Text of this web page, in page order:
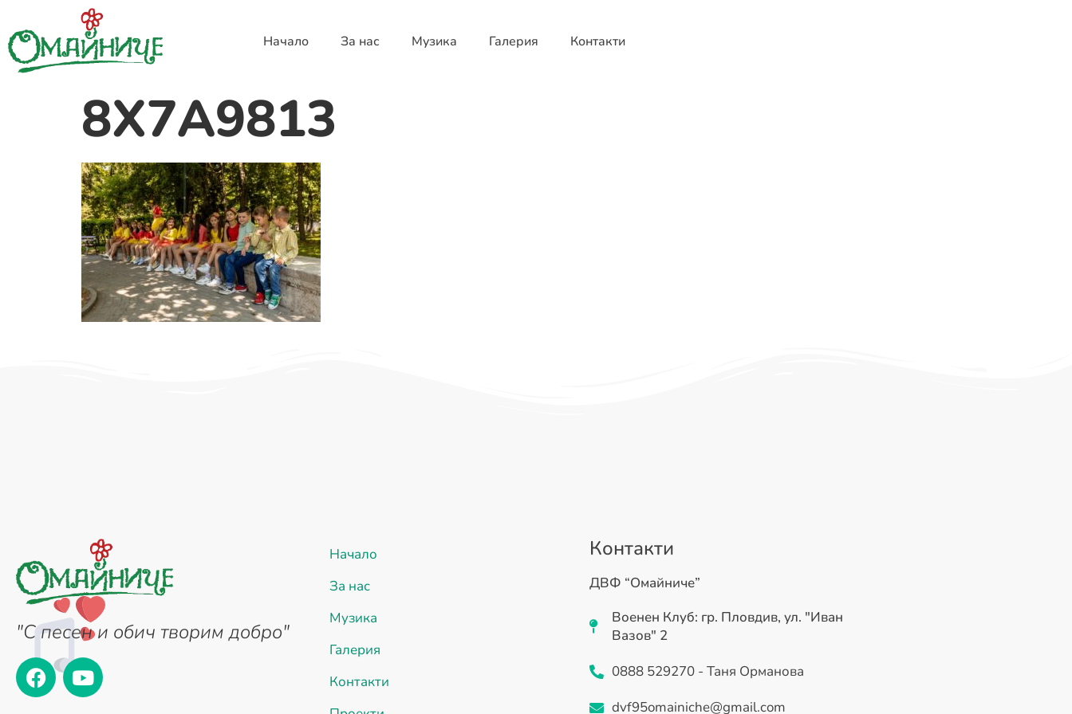
Начало За нас Музика Галерия Контакти
8X7A9813
"С песен и обич творим добро"
Начало
За нас
Музика
Галерия
Контакти
Контакти
ДВФ “Омайниче”
Военен Клуб: гр. Пловдив, ул. "Иван
Вазов" 2
0888 529270 - Таня Орманова
dvf95omainiche@gmail.com